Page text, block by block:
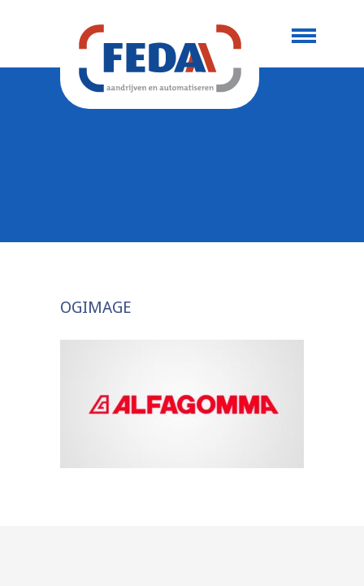
OGIMAGE